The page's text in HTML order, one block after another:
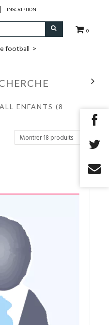
0
INSCRIPTION
football >
ENFANTS (8